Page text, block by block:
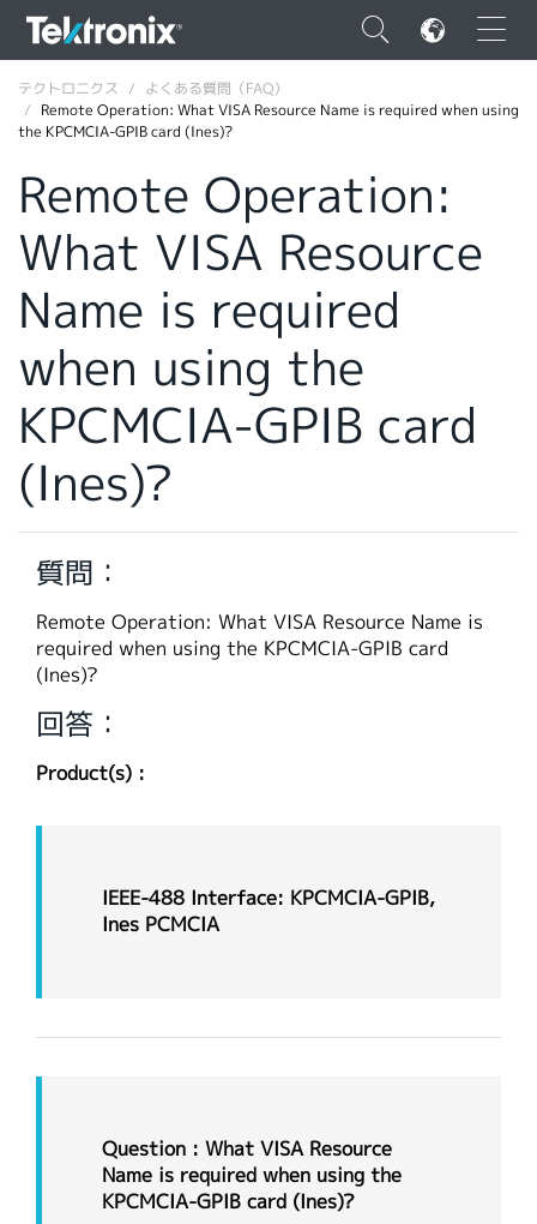
×
ENGLISH
DEUTSCH
VIỆT NAM
简体中文
日本語
韓国語
繁體中文
テクトロニクス
よくある質問（FAQ）
Remote Operation: What VISA Resource Name is required when using
the KPCMCIA-GPIB card (Ines)?
Remote Operation:
What VISA Resource
Name is required
when using the
KPCMCIA-GPIB card
(Ines)?
質問：
Remote Operation: What VISA Resource Name is
required when using the KPCMCIA-GPIB card
(Ines)?
回答：
Product(s) :
IEEE-488 Interface: KPCMCIA-GPIB,
Ines PCMCIA
Question : What VISA Resource
Name is required when using the
KPCMCIA-GPIB card (Ines)?